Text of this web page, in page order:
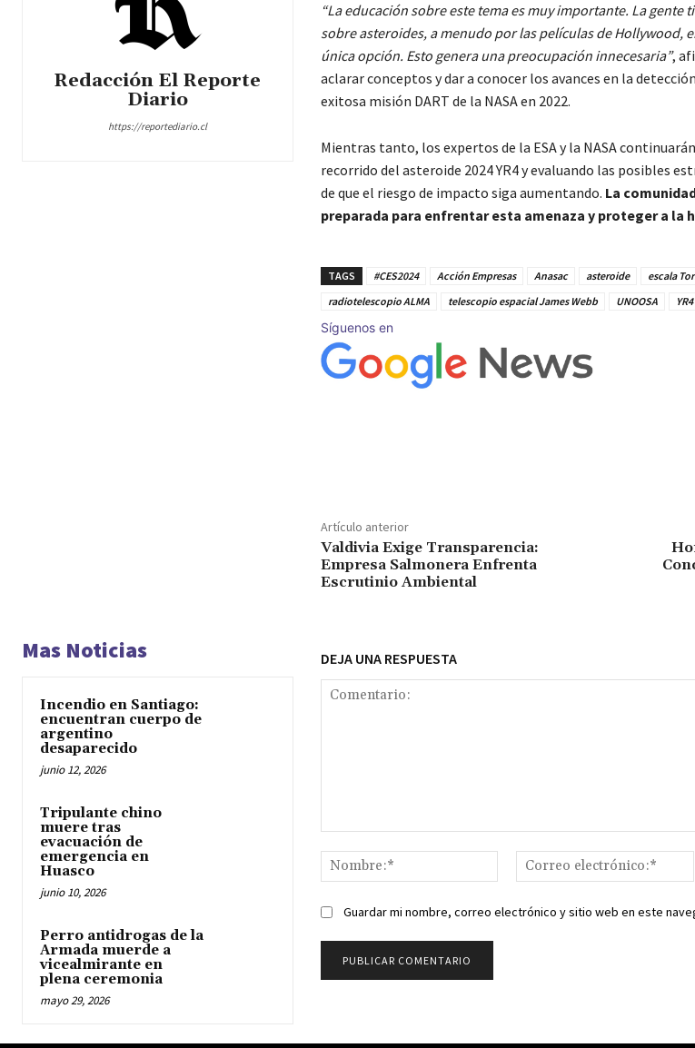
Redacción El Reporte
Diario
https://reportediario.cl
La educación sobre este tema es muy importante. La gente
sobre asteroides, a menudo por las películas de Hollywood,
única opción. Esto genera una preocupación innecesaria ,
aclarar conceptos y dar a conocer los avances en la
exitosa misión DART de la NASA en 2022.
Mientras tanto, los expertos de la ESA y la NASA
recorrido del asteroide 2024 YR4 y evaluando las posibles
de que el riesgo de impacto siga aumentando. La
preparada para enfrentar esta amenaza y proteger a la
TAGS #CES2024 Acción Empresas Anasac asteroide escala
radiotelescopio ALMA
telescopio espacial James Webb UNOOSA YR4
Síguenos en
Artículo anterior
Valdivia Exige Transparencia:
Empresa Salmonera Enfrenta
Escrutinio Ambiental
Mas Noticias
Incendio en Santiago:
encuentran cuerpo de
argentino
desaparecido
junio 12, 2026
Tripulante chino
muere tras
evacuación de
emergencia en
Huasco
junio 10, 2026
Perro antidrogas de la
Armada muerde a
vicealmirante en
plena ceremonia
mayo 29, 2026
DEJA UNA RESPUESTA
Nombre:*
Guardar mi nombre, correo electrónico y sitio web en este